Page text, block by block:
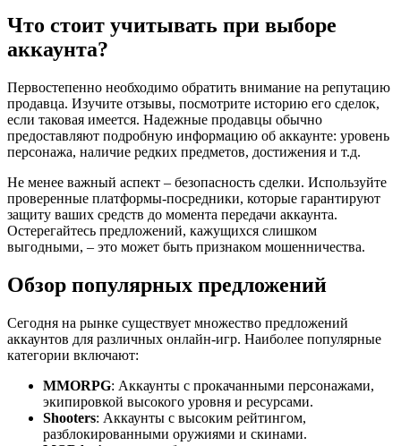
Что стоит учитывать при выборе
аккаунта?
Первостепенно необходимо обратить внимание на репутацию
продавца. Изучите отзывы, посмотрите историю его сделок,
если таковая имеется. Надежные продавцы обычно
предоставляют подробную информацию об аккаунте: уровень
персонажа, наличие редких предметов, достижения и т.д.
Не менее важный аспект – безопасность сделки. Используйте
проверенные платформы-посредники, которые гарантируют
защиту ваших средств до момента передачи аккаунта.
Остерегайтесь предложений, кажущихся слишком
выгодными, – это может быть признаком мошенничества.
Обзор популярных предложений
Сегодня на рынке существует множество предложений
аккаунтов для различных онлайн-игр. Наиболее популярные
категории включают:
MMORPG: Аккаунты с прокачанными персонажами,
экипировкой высокого уровня и ресурсами.
Shooters: Аккаунты с высоким рейтингом,
разблокированными оружиями и скинами.